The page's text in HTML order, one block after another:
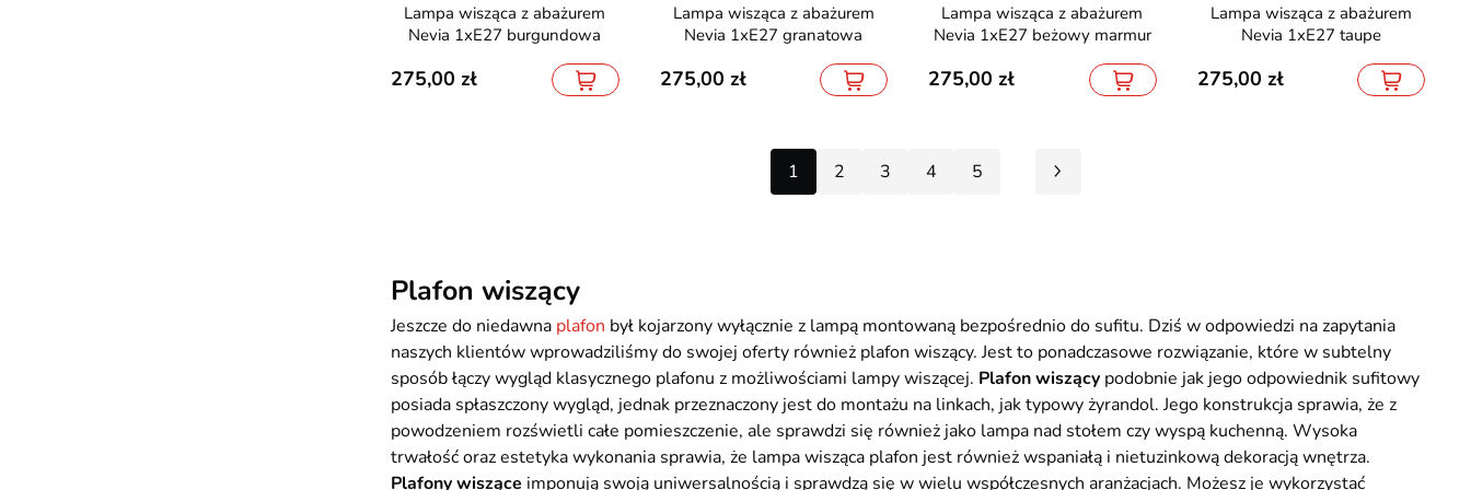
Lampa wisząca z abażurem
Nevia 1xE27 burgundowa
275,00
Lampa wisząca z abażurem
Nevia 1xE27 granatowa
275,00
Lampa wisząca z abażurem
Nevia 1xE27 beżowy marmur
275,00
Lampa wisząca z abażurem
Nevia 1xE27 taupe
275,00
1 2 3 4 5
Plafon wiszący
​Jeszcze do niedawna plafon był kojarzony wyłącznie z lampą montowaną bezpośrednio do sufitu. Dziś w odpowiedzi na zapytania
naszych klientów wprowadziliśmy do swojej oferty również plafon wiszący. Jest to ponadczasowe rozwiązanie, które w subtelny
sposób łączy wygląd klasycznego plafonu z możliwościami lampy wiszącej. Plafon wiszący podobnie jak jego odpowiednik sufitowy
posiada spłaszczony wygląd, jednak przeznaczony jest do montażu na linkach, jak typowy żyrandol. Jego konstrukcja sprawia, że z
powodzeniem rozświetli całe pomieszczenie, ale sprawdzi się również jako lampa nad stołem czy wyspą kuchenną. Wysoka
trwałość oraz estetyka wykonania sprawia, że lampa wisząca plafon jest również wspaniałą i nietuzinkową dekoracją wnętrza.
Plafony wiszące imponują swoją uniwersalnością i sprawdzą się w wielu współczesnych aranżacjach. Możesz je wykorzystać